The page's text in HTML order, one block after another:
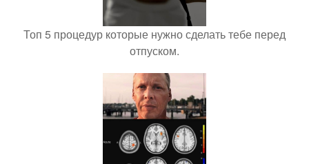
Топ 5 процедур которые нужно сделать тебе перед
отпуском.